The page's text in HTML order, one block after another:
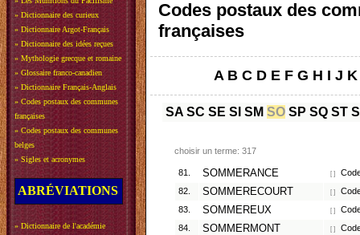
» Dictionnaire des curieux
» Dictionnaire Argot-Français
» Dictionnaire des idées reçues
» Mythologie grecque et romaine
» Glossaire franco-canadien
» Dictionnaire Français-Anglais
» Codes postaux des communes
françaises
» Codes postaux des communes
belges
» Sigles et acronymes
ABRÉVIATIONS
» Dictionnaire de l'académie
Codes postaux des
françaises
A B C D E F G H I J K
SA SC SE SI SM SO SP SQ ST
choisir un terme: 317
81. SOMMERANCE [ ]
82.
SOMMERECOURT [ ]
83.
SOMMEREUX [ ]
84.
SOMMERMONT [ ]